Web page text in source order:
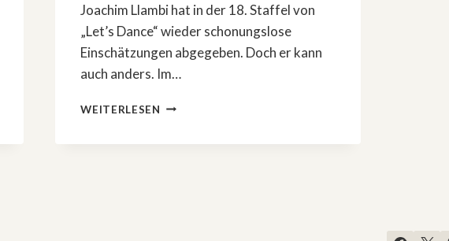
Joachim Llambi hat in der 18. Staffel von
„Let’s Dance“ wieder schonungslose
Einschätzungen abgegeben. Doch er kann
auch anders. Im…
WEITERLESEN